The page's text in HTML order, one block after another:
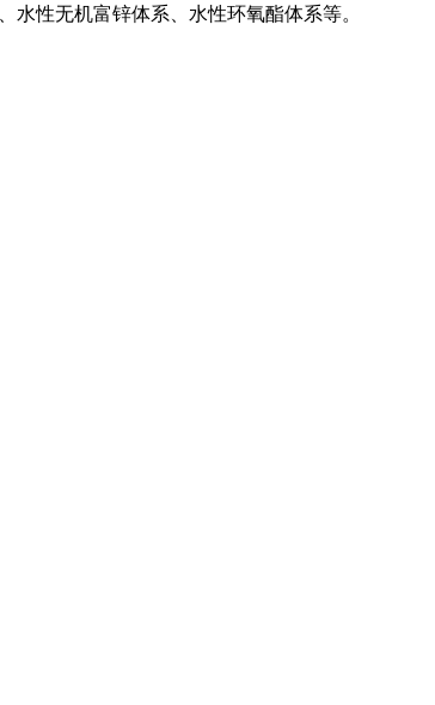
性无机富锌体系、水性环氧酯体系等。